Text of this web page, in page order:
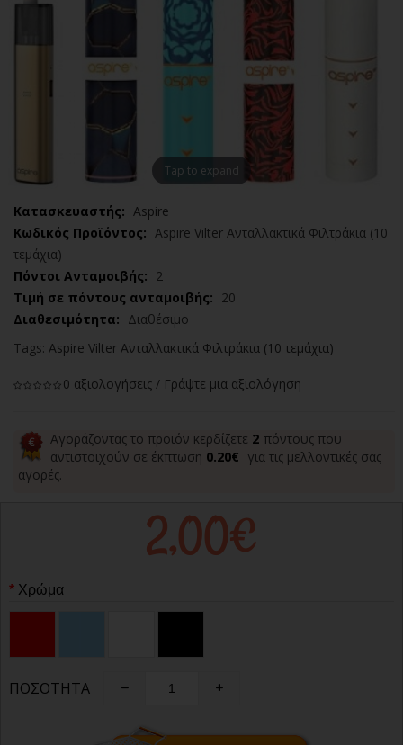
Tap to expand
Κατασκευαστής: Aspire
Κωδικός Προϊόντος: Aspire Vilter Ανταλλακτικά Φιλτράκια (10
τεμάχια)
Πόντοι Ανταμοιβής: 2
Τιμή σε πόντους ανταμοιβής: 20
Διαθεσιμότητα: Διαθέσιμο
Tags: Aspire Vilter Ανταλλακτικά Φιλτράκια (10 τεμάχια)
0 αξιολογήσεις / Γράψτε μια αξιολόγηση
Αγοράζοντας το προϊόν κερδίζετε 2 πόντους που
αντιστοιχούν σε έκπτωση 0.20€ για τις μελλοντικές σας
αγορές.
2,00€
Χρώμα
ΠΟΣΌΤΗΤΑ